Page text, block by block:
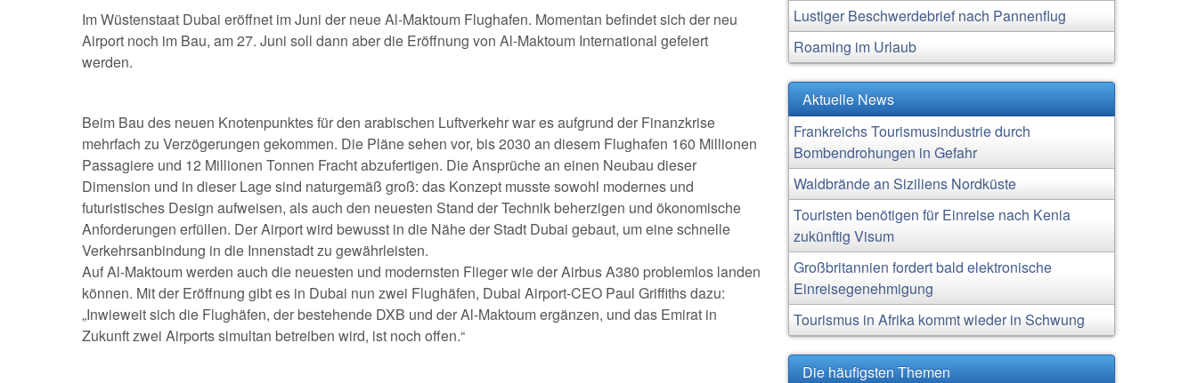
Im Wüstenstaat Dubai eröffnet im Juni der neue Al-Maktoum Flughafen. Momentan befindet sich der neu
Airport noch im Bau, am 27. Juni soll dann aber die Eröffnung von Al-Maktoum International gefeiert
werden.
Beim Bau des neuen Knotenpunktes für den arabischen Luftverkehr war es aufgrund der Finanzkrise
mehrfach zu Verzögerungen gekommen. Die Pläne sehen vor, bis 2030 an diesem Flughafen 160 Millionen
Passagiere und 12 Millionen Tonnen Fracht abzufertigen. Die Ansprüche an einen Neubau dieser
Dimension und in dieser Lage sind naturgemäß groß: das Konzept musste sowohl modernes und
futuristisches Design aufweisen, als auch den neuesten Stand der Technik beherzigen und ökonomische
Anforderungen erfüllen. Der Airport wird bewusst in die Nähe der Stadt Dubai gebaut, um eine schnelle
Verkehrsanbindung in die Innenstadt zu gewährleisten.
Auf Al-Maktoum werden auch die neuesten und modernsten Flieger wie der Airbus A380 problemlos landen
können. Mit der Eröffnung gibt es in Dubai nun zwei Flughäfen, Dubai Airport-CEO Paul Griffiths dazu:
„Inwieweit sich die Flughäfen, der bestehende DXB und der Al-Maktoum ergänzen, und das Emirat in
Zukunft zwei Airports simultan betreiben wird, ist noch offen.“
Lustiger Beschwerdebrief nach Pannenflug
Roaming im Urlaub
Aktuelle News
Frankreichs Tourismusindustrie durch
Bombendrohungen in Gefahr
Waldbrände an Siziliens Nordküste
Touristen benötigen für Einreise nach Kenia
zukünftig Visum
Großbritannien fordert bald elektronische
Einreisegenehmigung
Tourismus in Afrika kommt wieder in Schwung
Die häufigsten Themen